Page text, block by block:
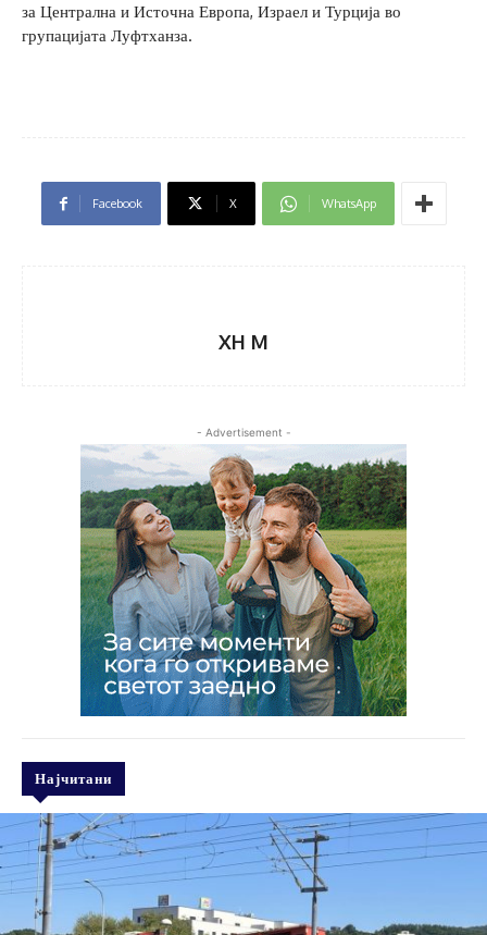
за Централна и Источна Европа, Израел и Турција во
групацијата Луфтханза.
Facebook X WhatsApp
XH M
- Advertisement -
Најчитани